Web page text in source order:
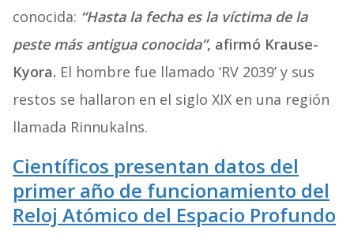
conocida: “Hasta la fecha es la víctima de la
peste más antigua conocida”, afirmó Krause-
Kyora. El hombre fue llamado ‘RV 2039’ y sus
restos se hallaron en el siglo XIX en una región
llamada Rinnukalns.
Científicos presentan datos del
primer año de funcionamiento del
Reloj Atómico del Espacio Profundo